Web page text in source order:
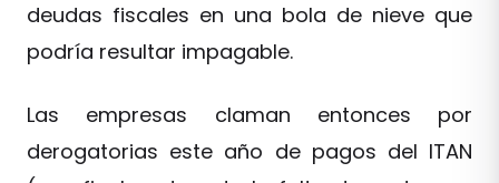
deudas fiscales en una bola de nieve que
podría resultar impagable.
Las empresas claman entonces por
derogatorias este año de pagos del ITAN